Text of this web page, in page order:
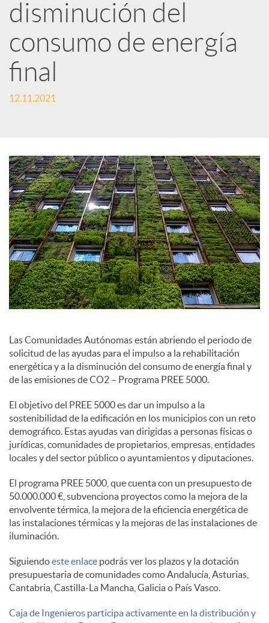
i
r
e
n
R
e
d
e
s
S
o
c
i
a
l
e
disminución del
consumo de energía
final
12.11.2021
Las Comunidades Autónomas están abriendo el periodo de
solicitud de las ayudas para el impulso a la rehabilitación
energética y a la disminución del consumo de energía final y
de las emisiones de CO2 – Programa PREE 5000.
El objetivo del PREE 5000 es dar un impulso a la
sostenibilidad de la edificación en los municipios con un reto
demográfico. Estas ayudas van dirigidas a personas físicas o
jurídicas, comunidades de propietarios, empresas, entidades
locales y del sector público o ayuntamientos y diputaciones.
El programa PREE 5000, que cuenta con un presupuesto de
50.000.000 €, subvenciona proyectos como la mejora de la
envolvente térmica, la mejora de la eficiencia energética de
las instalaciones térmicas y la mejoras de las instalaciones de
iluminación.
Siguiendoeste enlace podrás ver los plazos y la dotación
presupuestaria de comunidades como Andalucía, Asturias,
Cantabria, Castilla-La Mancha, Galicia o País Vasco.
Caja de Ingenieros participa activamente en la distribución y